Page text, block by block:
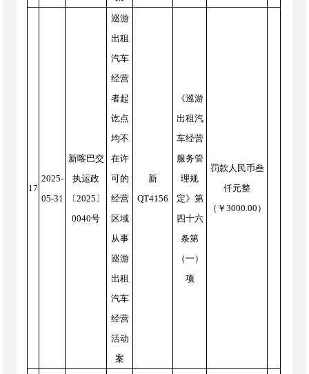
17
2025-
05-31
新喀巴交
执运政
〔2025〕
0040号
巡游
出租
汽车
经营
者起
讫点
均不
在许
可的
经营
区域
从事
巡游
出租
汽车
经营
活动
案
新
QT4156
《巡游
出租汽
车经营
服务管
理规
定》第
四十六
条第
（一）
项
罚款人民币叁
仟元整
（￥3000.00）